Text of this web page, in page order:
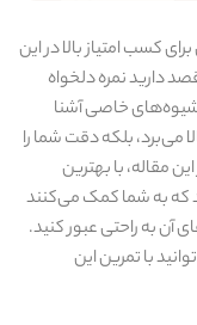
کسب امتیاز بالا در این
دارید نمره دلخواه
شیوه‌های خاصی آشنا
می‌برد، بلکه دقت شما را
مقاله، با بهترین
که به شما کمک می‌کنند
آن به راحتی عبور کنید.
با تمرین این